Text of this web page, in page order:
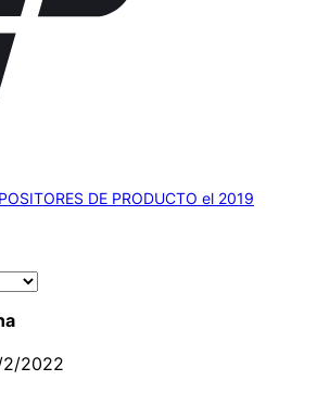
DE PRODUCTO el 2019
2/2022